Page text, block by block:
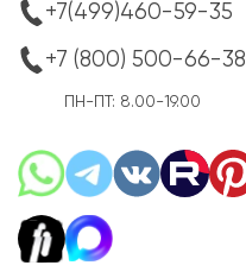
+7(499)460-59-35
+7 (800) 500-66-38
ПН-ПТ: 8.00-19.00